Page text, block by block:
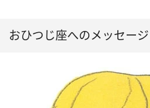
おひつじ座へのメッセージ